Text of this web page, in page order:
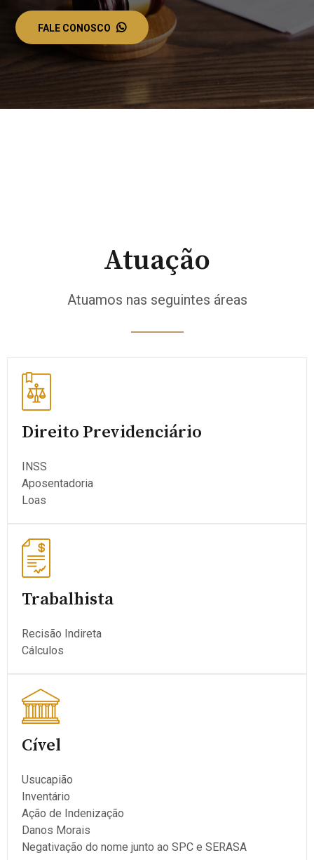
FALE CONOSCO
Atuação
Atuamos nas seguintes áreas
Direito Previdenciário
INSS
Aposentadoria
Loas
Trabalhista
Recisão Indireta
Cálculos
Cível
Usucapião
Inventário
Ação de Indenização
Danos Morais
Negativação do nome junto ao SPC e SERASA